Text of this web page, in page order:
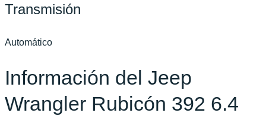
Transmisión
Automático
Información del Jeep
Wrangler Rubicón 392 6.4